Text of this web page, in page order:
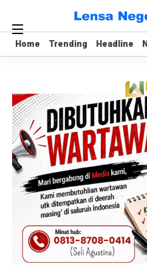
Home Trending Headline
Home Trending Headline